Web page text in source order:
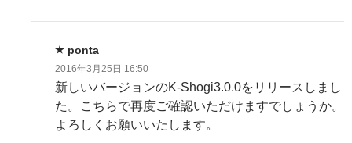
ponta
2016年3月25日 16:50
新しいバージョンのK-Shogi3.0.0をリリースしまし
た。こちらで再度ご確認いただけますでしょうか。
よろしくお願いいたします。